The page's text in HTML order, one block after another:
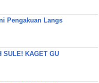
Pengakuan Langs
SULE! KAGET GU